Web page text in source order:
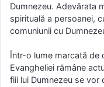
Dumnezeu. Adevărata
spirituală a persoanei,
comuniunii cu
Într-o lume marcată de
Evangheliei rămâne
fiii lui Dumnezeu se vor